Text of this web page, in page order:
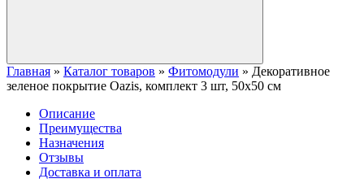
Главная » Каталог товаров » Фитомодули » Декоративное
зеленое покрытие Oazis, комплект 3 шт, 50х50 см
Описание
Преимущества
Назначения
Отзывы
Доставка и оплата